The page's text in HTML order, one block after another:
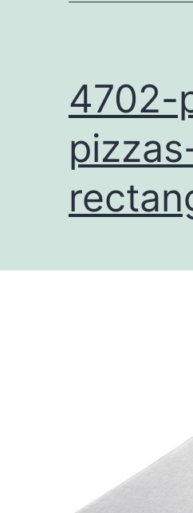
4702-